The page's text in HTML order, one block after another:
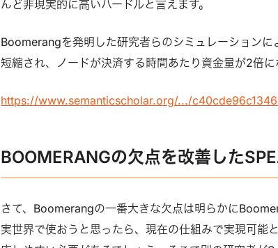
んど非現実的に高いハードルと言えます。
Boomerangを発明した研究者らのシミュレーション
短縮され、ノードが決済する時間あたり資金量が2倍に
https://www.semanticscholar.org/.../
BOOMERANGの欠点を改善した
さて、Boomerangの一番大きな欠点は明らかに
実世界で使おうと思ったら、現在の仕組みで実現可能